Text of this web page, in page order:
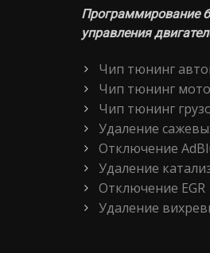
Программирование
управления
Чип тюнинг
Чип тюнинг
Чип тюнинг
Удаление
Отключение
Удаление
Отключение EGR
Удаление